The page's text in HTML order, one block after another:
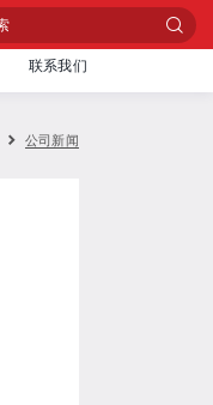
联系我们
公司新闻